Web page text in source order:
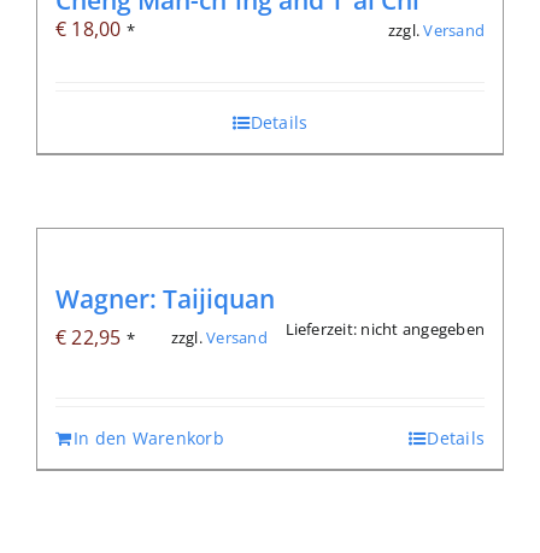
€ 18,00 * zzgl.Versand
Details
Wagner: Taijiquan
€22,95 * zzgl.Versand Lieferzeit: nicht angegeben
In den Warenkorb Details